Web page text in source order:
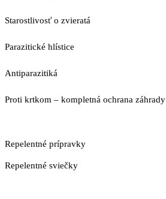
Starostlivosť o zvieratá
Parazitické hlístice
Antiparazitiká
Proti krtkom – kompletná ochrana záhrady
Repelentné prípravky
Repelentné sviečky